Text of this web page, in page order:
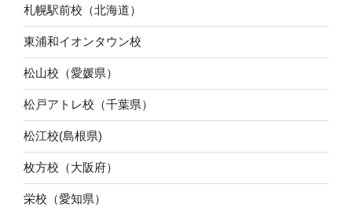
札幌駅前校（北海道）
東浦和イオンタウン校
松山校（愛媛県）
松戸アトレ校（千葉県）
松江校(島根県)
枚方校（大阪府）
栄校（愛知県）